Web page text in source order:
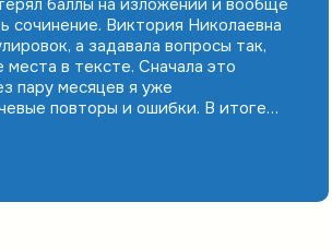
баллы на изложении и вообще
сочинение. Виктория Николаевна
а задавала вопросы так,
в тексте. Сначала это
пару месяцев я уже
повторы и ошибки. В итоге